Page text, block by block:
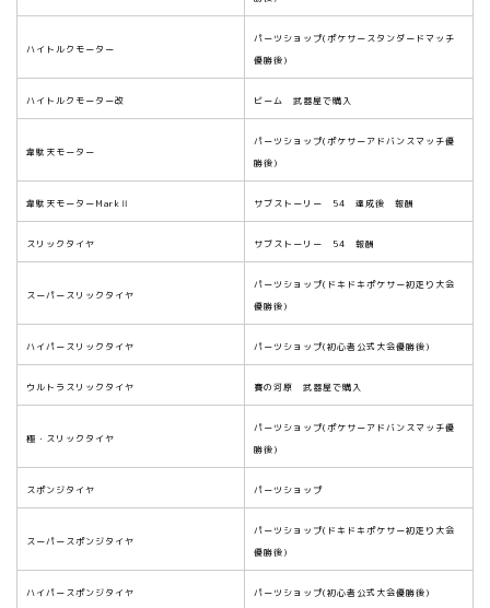
ハイトルクモーター
パーツショップ(ポケサースタンダードマッチ
優勝後)
ハイトルクモーター改 ビーム 武器屋で購入
韋駄天モーター
パーツショップ(ポケサーアドバンスマッチ優
勝後)
韋駄天モーターMarkⅡ サブストーリー 54 達成後 報酬
スリックタイヤ サブストーリー 54 報酬
スーパースリックタイヤ
パーツショップ(ドキドキポケサー初走り大会
優勝後)
ハイパースリックタイヤ パーツショップ(初心者公式大会優勝後)
ウルトラスリックタイヤ 賽の河原 武器屋で購入
極・スリックタイヤ
パーツショップ(ポケサーアドバンスマッチ優
勝後)
スポンジタイヤ パーツショップ
スーパースポンジタイヤ
パーツショップ(ドキドキポケサー初走り大会
優勝後)
ハイパースポンジタイヤ パーツショップ(初心者公式大会優勝後)